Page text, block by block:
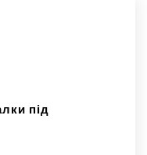
під